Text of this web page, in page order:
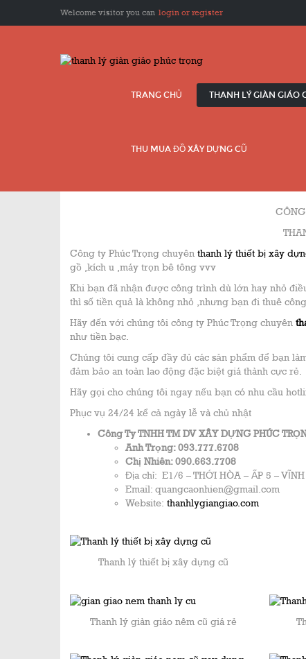
Welcome visitor you can login or register
TRANG CHỦ THANH LÝ GIÀN GIÁO
THU MUA ĐỒ XÂY DỰNG CŨ
Công ty Phúc Trọng chuyên thanh lý thiết bị xây
gồ ,kích u ,máy trọn bê tông vvv
Khi bạn đã nhận được công trình dù lớn hay nhỏ
thì số tiền quả là không nhỏ ,nhưng bạn đi thuê
Hãy đến với chúng tôi công ty Phúc Trọng chuyên
như tiền bạc.
Chúng tôi cung cấp đầy đủ các sản phẩm để bạn
đảm bảo an toàn lao động đặc biệt giá thành cực rẻ.
Hãy gọi cho chúng tôi ngay nếu bạn có nhu cầu
Phục vụ 24/24 kể cả ngày lễ và chủ nhật
Công Ty TNHH TM DV XÂY DỰNG PHÚC
Anh Trọng: 093.777.6708
Chị Nhiên: 090.663.7708
Địa chỉ: E1/6 – THỚI HÒA – ẤP 5 –
Email: quangcaonhien@gmail.com
Website: thanhlygiangiao.com
Thanh lý thiết bị xây dựng cũ
Thanh lý giàn giáo nêm cũ giá rẻ